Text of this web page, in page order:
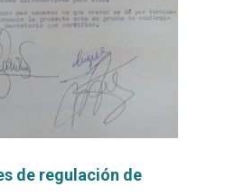
de regulación de